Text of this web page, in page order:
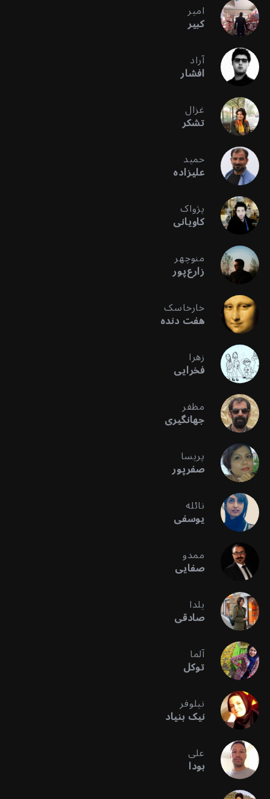
امیر
کبیر
آراد
افشار
غزال
تشکر
حمید
علیزاده
پژواک
کاویانی
منوچهر
زارع‌پور
خارخاسک
هفت دنده
زهرا
فخرایی
مظفر
جهانگیری
پریسا
صفرپور
نائله
یوسفی
ممدو
صفایی
یلدا
صادقی
آلما
توکل
نیلوفر
نیک بنیاد
علی
بودا